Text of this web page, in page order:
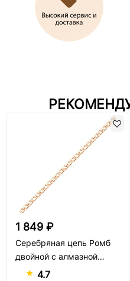
1 849 ₽
Серебряная цепь Ромб
двойной с алмазной
огранкой
4.7